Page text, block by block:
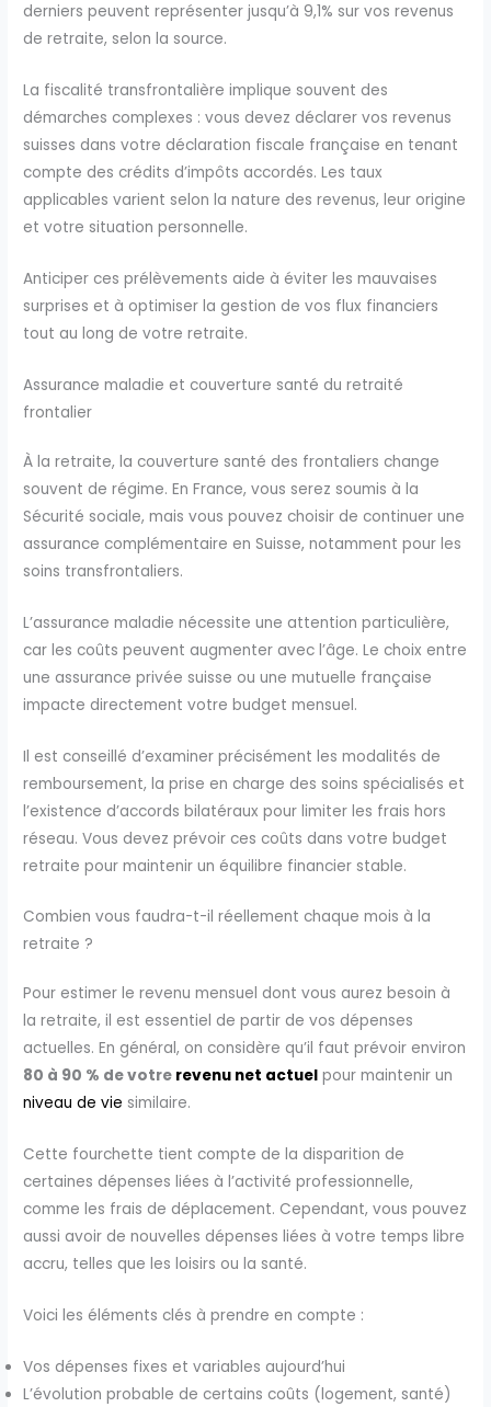
derniers peuvent représenter jusqu’à 9,1% sur vos revenus
de retraite, selon la source.
La fiscalité transfrontalière implique souvent des
démarches complexes : vous devez déclarer vos revenus
suisses dans votre déclaration fiscale française en tenant
compte des crédits d’impôts accordés. Les taux
applicables varient selon la nature des revenus, leur origine
et votre situation personnelle.
Anticiper ces prélèvements aide à éviter les mauvaises
surprises et à optimiser la gestion de vos flux financiers
tout au long de votre retraite.
Assurance maladie et couverture santé du retraité
frontalier
À la retraite, la couverture santé des frontaliers change
souvent de régime. En France, vous serez soumis à la
Sécurité sociale, mais vous pouvez choisir de continuer une
assurance complémentaire en Suisse, notamment pour les
soins transfrontaliers.
L’assurance maladie nécessite une attention particulière,
car les coûts peuvent augmenter avec l’âge. Le choix entre
une assurance privée suisse ou une mutuelle française
impacte directement votre budget mensuel.
Il est conseillé d’examiner précisément les modalités de
remboursement, la prise en charge des soins spécialisés et
l’existence d’accords bilatéraux pour limiter les frais hors
réseau. Vous devez prévoir ces coûts dans votre budget
retraite pour maintenir un équilibre financier stable.
Combien vous faudra-t-il réellement chaque mois à la
retraite ?
Pour estimer le revenu mensuel dont vous aurez besoin à
la retraite, il est essentiel de partir de vos dépenses
actuelles. En général, on considère qu’il faut prévoir environ
80 à 90 % de votre revenu net actuel pour maintenir un
niveau de vie similaire.
Cette fourchette tient compte de la disparition de
certaines dépenses liées à l’activité professionnelle,
comme les frais de déplacement. Cependant, vous pouvez
aussi avoir de nouvelles dépenses liées à votre temps libre
accru, telles que les loisirs ou la santé.
Voici les éléments clés à prendre en compte :
Vos dépenses fixes et variables aujourd’hui
L’évolution probable de certains coûts (logement, santé)